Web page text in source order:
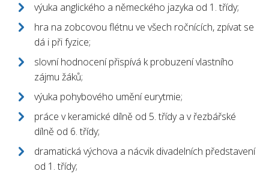
výuka anglického a německého jazyka od 1. třídy;
hra na zobcovou flétnu ve všech ročnících, zpívat se
dá i při fyzice;
slovní hodnocení přispívá k probuzení vlastního
zájmu žáků;
výuka pohybového umění eurytmie;
práce v keramické dílně od 5. třídy a v řezbářské
dílně od 6. třídy;
dramatická výchova a nácvik divadelních představení
od 1. třídy;